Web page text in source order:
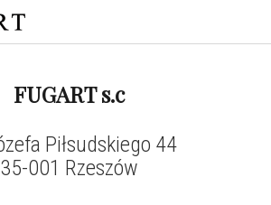
FUGART s.c
Piłsudskiego 44
35-001 Rzeszów